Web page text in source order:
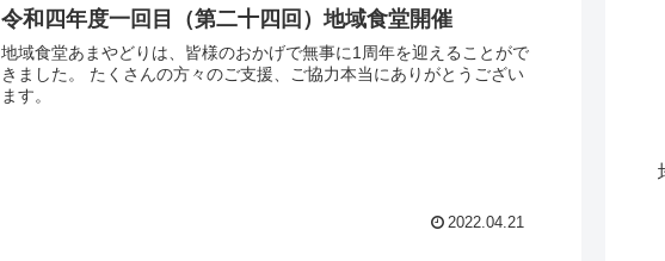
令和四年度一回目（第二十四回）地域食堂開催
地域食堂あまやどりは、皆様のおかげで無事に1周年を迎えることがで
きました。 たくさんの方々のご支援、ご協力本当にありがとうござい
ます。
2022.04.21